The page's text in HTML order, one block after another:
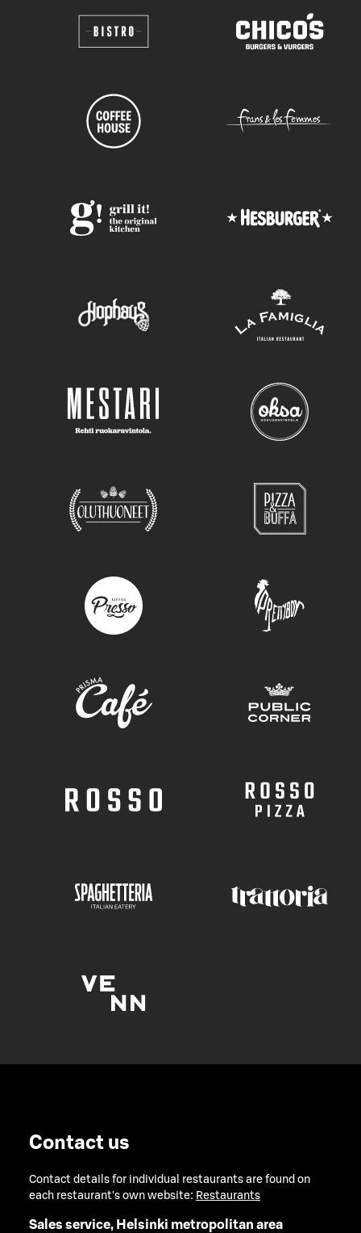
Contact us
Contact details for individual restaurants are found on
each restaurant's own website: Restaurants
Sales service, Helsinki metropolitan area